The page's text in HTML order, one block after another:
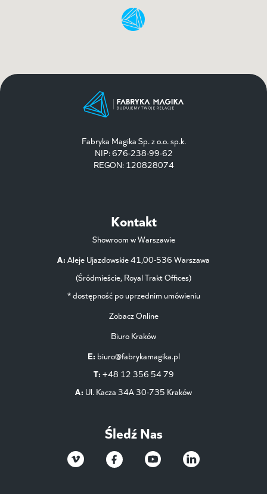
Fabryka Magika Sp. z o.o. sp.k.
NIP: 676-238-99-62
REGON: 120828074
Kontakt
Showroom w Warszawie
A: Aleje Ujazdowskie 41,00-536 Warszawa
(Śródmieście, Royal Trakt Offices)
* dostępność po uprzednim umówieniu
Zobacz Online
Biuro Kraków
E: biuro@fabrykamagika.pl
T: +48 12 356 54 79
A: Ul. Kacza 34A 30-735 Kraków
Śledź Nas